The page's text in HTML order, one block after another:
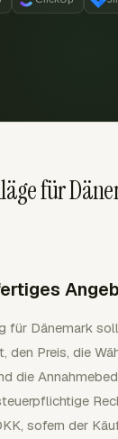
für
für Dänemark
den Preis, die
die
sofern der